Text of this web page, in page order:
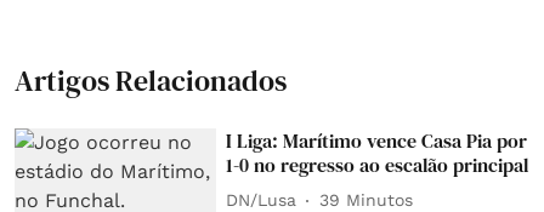
Artigos Relacionados
I Liga: Marítimo vence Casa Pia por
1-0 no regresso ao escalão principal
DN/Lusa 39 Minutos